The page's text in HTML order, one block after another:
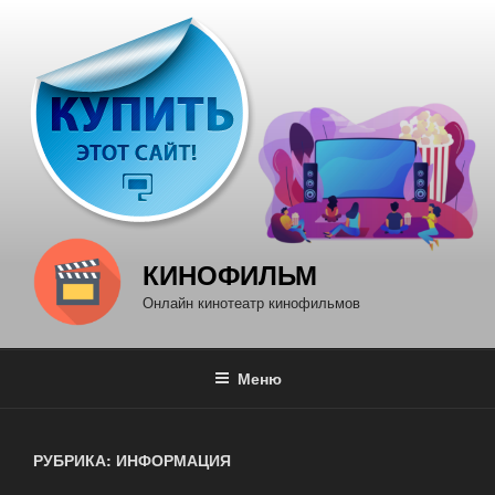
содержимому
КИНОФИЛЬМ
Онлайн кинотеатр кинофильмов
Меню
РУБРИКА: ИНФОРМАЦИЯ